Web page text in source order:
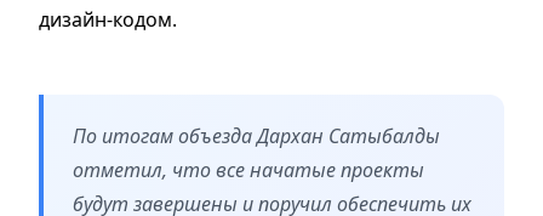
дизайн-кодом.
По итогам объезда Дархан Сатыбалды
отметил, что все начатые проекты
будут завершены и поручил обеспечить их